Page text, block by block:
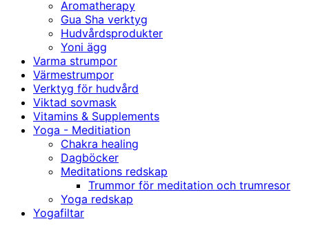
Aromatherapy
Gua Sha verktyg
Hudvårdsprodukter
Yoni ägg
Varma strumpor
Värmestrumpor
Verktyg för hudvård
Viktad sovmask
Vitamins & Supplements
Yoga - Meditiation
Chakra healing
Dagböcker
Meditations redskap
Trummor för meditation och trumresor
Yoga redskap
Yogafiltar